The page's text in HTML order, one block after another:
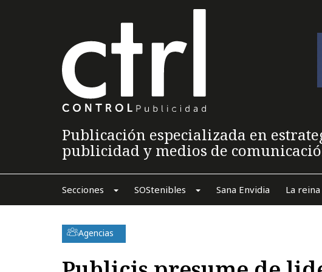
Publicación especializada en
publicidad y medios de
Secciones SOStenibles Sana Envidia La
Agencias